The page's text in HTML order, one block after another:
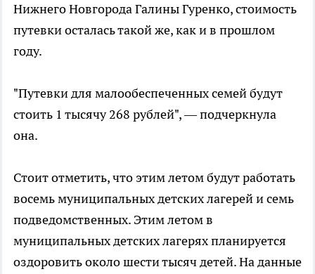
Нижнего Новгорода Галины Гуренко, стоимость
путевки осталась такой же, как и в прошлом
году.
"Путевки для малообеспеченных семей будут
стоить 1 тысячу 268 рублей", — подчеркнула
она.
Стоит отметить, что этим летом будут работать
восемь муниципальных детских лагерей и семь
подведомственных. Этим летом в
муниципальных детских лагерях планируется
оздоровить около шести тысяч детей. На данные